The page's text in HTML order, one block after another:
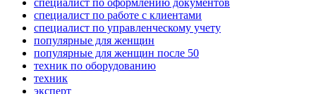
специалист по оформлению документов
специалист по работе с клиентами
специалист по управленческому учету
популярные для женщин
популярные для женщин после 50
техник по оборудованию
техник
эксперт